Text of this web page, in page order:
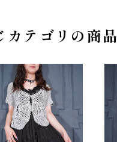
カテゴリの商品